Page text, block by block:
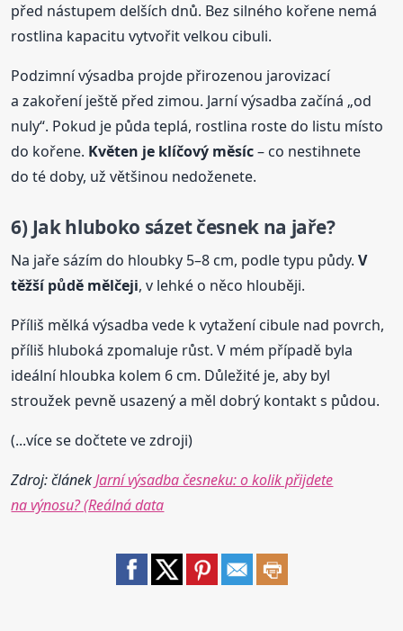
před nástupem delších dnů. Bez silného kořene nemá
rostlina kapacitu vytvořit velkou cibuli.
Podzimní výsadba projde přirozenou jarovizací
a zakoření ještě před zimou. Jarní výsadba začíná „od
nuly“. Pokud je půda teplá, rostlina roste do listu místo
do kořene. Květen je klíčový měsíc– co nestihnete
do té doby, už většinou nedoženete.
6) Jak hluboko sázet česnek na jaře?
Na jaře sázím do hloubky 5–8 cm, podle typu půdy.V
těžší půdě mělčeji, v lehké o něco hlouběji.
Příliš mělká výsadba vede k vytažení cibule nad povrch,
příliš hluboká zpomaluje růst. V mém případě byla
ideální hloubka kolem 6 cm. Důležité je, aby byl
stroužek pevně usazený a měl dobrý kontakt s půdou.
(...více se dočtete ve zdroji)
Zdroj: článekJarní výsadba česneku: o kolik přijdete
na výnosu? (Reálná data